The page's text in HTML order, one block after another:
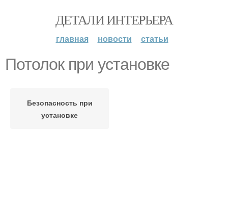
ДЕТАЛИ ИНТЕРЬЕРА
главная новости статьи
Потолок при установке
Безопасность при
установке